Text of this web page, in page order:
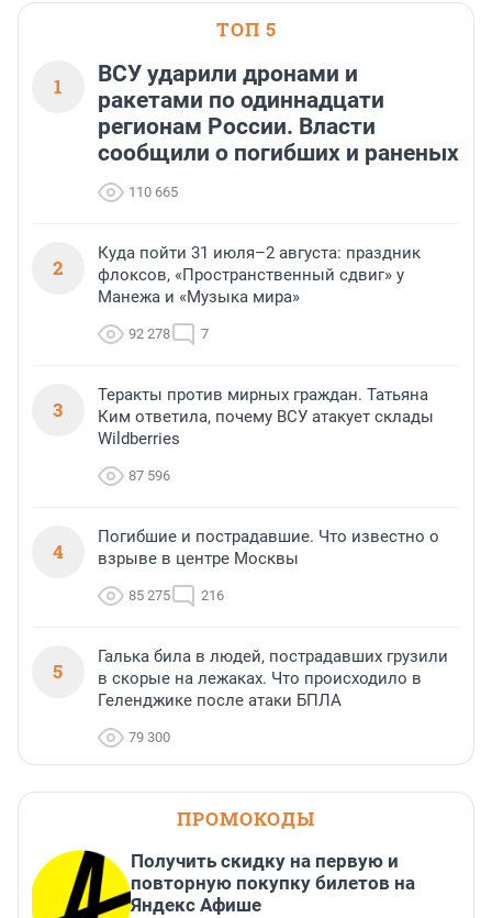
ТОП 5
1
ВСУ ударили дронами и
ракетами по одиннадцати
регионам России. Власти
сообщили о погибших и раненых
110 665
2
Куда пойти 31 июля–2 августа: праздник
флоксов, «Пространственный сдвиг» у
Манежа и «Музыка мира»
92 278 7
3
Теракты против мирных граждан. Татьяна
Ким ответила, почему ВСУ атакует склады
Wildberries
87 596
4
Погибшие и пострадавшие. Что известно о
взрыве в центре Москвы
85 275 216
5
Галька била в людей, пострадавших грузили
в скорые на лежаках. Что происходило в
Геленджике после атаки БПЛА
79 300
ПРОМОКОДЫ
Получить скидку на первую и
повторную покупку билетов на
Яндекс Афише